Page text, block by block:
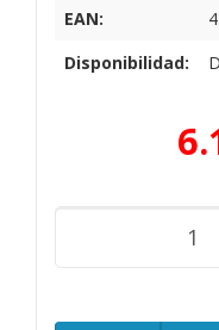
EAN:
Disponibilidad: